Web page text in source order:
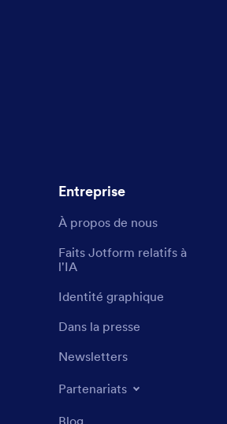
Entreprise
À propos de nous
Faits Jotform relatifs à
l'IA
Identité graphique
Dans la presse
Newsletters
Partenariats
Blog